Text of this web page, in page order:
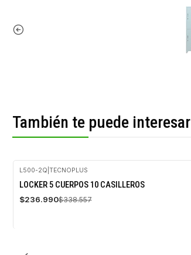
También te puede interesar
-30%
OFF
L500-2Q TECNOPLUS
LOCKER 5 CUERPOS 10 CASILLEROS
$236.990$338.557